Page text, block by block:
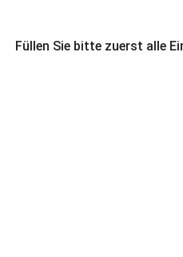
Füllen Sie bitte zuerst alle